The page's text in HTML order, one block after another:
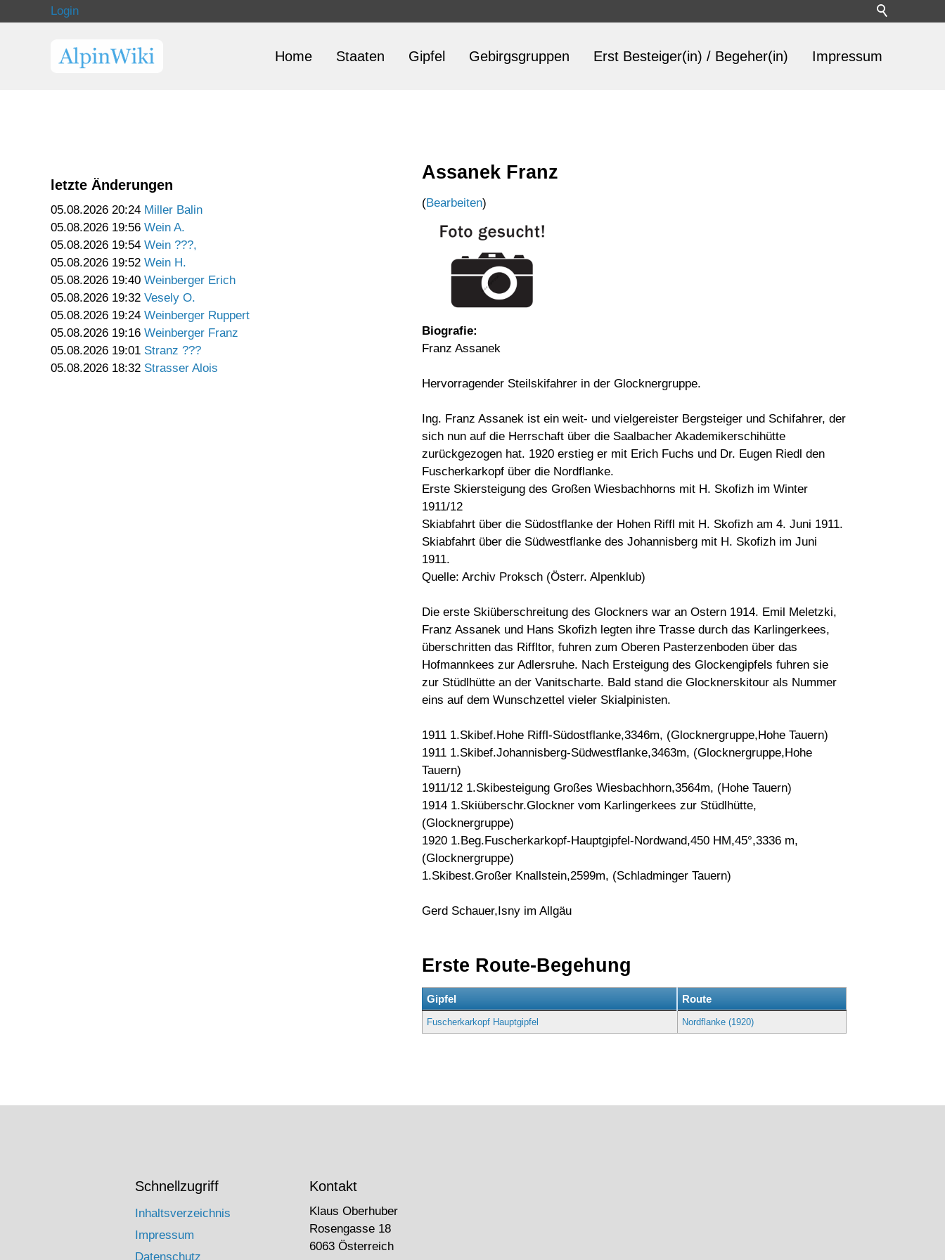
Login
Home Staaten Gipfel Gebirgsgruppen Erst Besteiger(in) / Begeher(in) Impressum
letzte Änderungen
05.08.2026 20:24 Miller Balin
05.08.2026 19:56 Wein A.
05.08.2026 19:54 Wein ???,
05.08.2026 19:52 Wein H.
05.08.2026 19:40 Weinberger Erich
05.08.2026 19:32 Vesely O.
05.08.2026 19:24 Weinberger Ruppert
05.08.2026 19:16 Weinberger Franz
05.08.2026 19:01 Stranz ???
05.08.2026 18:32 Strasser Alois
Assanek Franz
(Bearbeiten)
Biografie:
Franz Assanek
Hervorragender Steilskifahrer in der Glocknergruppe.
Ing. Franz Assanek ist ein weit- und vielgereister Bergsteiger und Schifahrer, der
sich nun auf die Herrschaft über die Saalbacher Akademikerschihütte
zurückgezogen hat. 1920 erstieg er mit Erich Fuchs und Dr. Eugen Riedl den
Fuscherkarkopf über die Nordflanke.
Erste Skiersteigung des Großen Wiesbachhorns mit H. Skofizh im Winter
1911/12
Skiabfahrt über die Südostflanke der Hohen Riffl mit H. Skofizh am 4. Juni 1911.
Skiabfahrt über die Südwestflanke des Johannisberg mit H. Skofizh im Juni
1911.
Quelle: Archiv Proksch (Österr. Alpenklub)
Die erste Skiüberschreitung des Glockners war an Ostern 1914. Emil Meletzki,
Franz Assanek und Hans Skofizh legten ihre Trasse durch das Karlingerkees,
überschritten das Riffltor, fuhren zum Oberen Pasterzenboden über das
Hofmannkees zur Adlersruhe. Nach Ersteigung des Glockengipfels fuhren sie
zur Stüdlhütte an der Vanitscharte. Bald stand die Glocknerskitour als Nummer
eins auf dem Wunschzettel vieler Skialpinisten.
1911 1.Skibef.Hohe Riffl-Südostflanke,3346m, (Glocknergruppe,Hohe Tauern)
1911 1.Skibef.Johannisberg-Südwestflanke,3463m, (Glocknergruppe,Hohe
Tauern)
1911/12 1.Skibesteigung Großes Wiesbachhorn,3564m, (Hohe Tauern)
1914 1.Skiüberschr.Glockner vom Karlingerkees zur Stüdlhütte,
(Glocknergruppe)
1920 1.Beg.Fuscherkarkopf-Hauptgipfel-Nordwand,450 HM,45°,3336 m,
(Glocknergruppe)
1.Skibest.Großer Knallstein,2599m, (Schladminger Tauern)
Gerd Schauer,Isny im Allgäu
Erste Route-Begehung
Gipfel Route
Fuscherkarkopf Hauptgipfel Nordflanke (1920)
Schnellzugriff
Inhaltsverzeichnis
Impressum
Datenschutz
Kontakt
Klaus Oberhuber
Rosengasse 18
6063 Österreich